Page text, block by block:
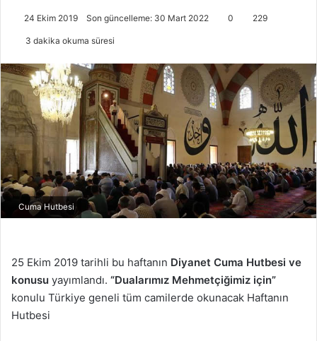
24 Ekim 2019 Son güncelleme: 30 Mart 2022 0 229
3 dakika okuma süresi
Cuma Hutbesi
25 Ekim 2019 tarihli bu haftanın Diyanet Cuma Hutbesi ve
konusu yayımlandı. “Dualarımız Mehmetçiğimiz için”
konulu Türkiye geneli tüm camilerde okunacak Haftanın
Hutbesi